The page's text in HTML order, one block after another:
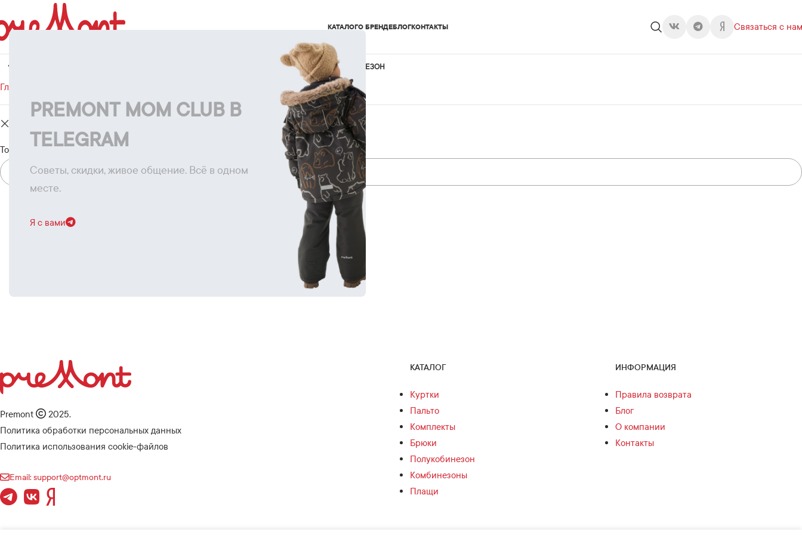
PREMONT MOM CLUB В
TELEGRAM
Советы, скидки, живое общение. Всё в одном
месте.
Я с вами
КАТАЛОГО БРЕНДЕБЛОГКОНТАКТЫ Связаться с
ПАЛЬТОПЛАЩИПОЛУКОБИНЕЗОН
Главная
Товаров, соответствующих вашему запросу, не обнаружено.
Premont
2025.
Политика обработки персональных данных
Политика использования cookie-файлов
Email: support@optmont.ru
КАТАЛОГ
Куртки
Пальто
Комплекты
Брюки
Полукобинезон
Комбинезоны
Плащи
ИНФОРМАЦИЯ
Правила возврата
Блог
О компании
Контакты